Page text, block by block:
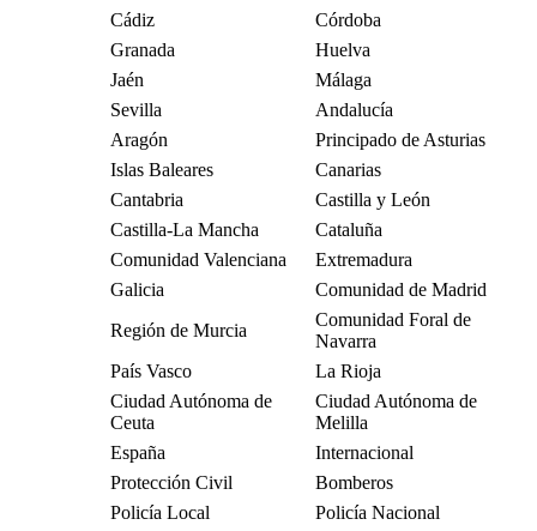
Cádiz
Córdoba
Granada
Huelva
Jaén
Málaga
Sevilla
Andalucía
Aragón
Principado de Asturias
Islas Baleares
Canarias
Cantabria
Castilla y León
Castilla-La Mancha
Cataluña
Comunidad Valenciana
Extremadura
Galicia
Comunidad de Madrid
Región de Murcia
Comunidad Foral de
Navarra
País Vasco
La Rioja
Ciudad Autónoma de
Ceuta
Ciudad Autónoma de
Melilla
España
Internacional
Protección Civil
Bomberos
Policía Local
Policía Nacional